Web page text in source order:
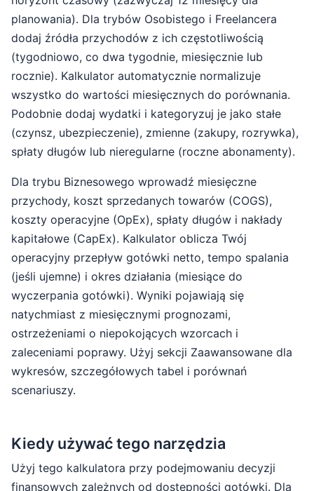
planowania). Dla trybów Osobistego i Freelancera
dodaj źródła przychodów z ich częstotliwością
(tygodniowo, co dwa tygodnie, miesięcznie lub
rocznie). Kalkulator automatycznie normalizuje
wszystko do wartości miesięcznych do porównania.
Podobnie dodaj wydatki i kategoryzuj je jako stałe
(czynsz, ubezpieczenie), zmienne (zakupy, rozrywka),
spłaty długów lub nieregularne (roczne abonamenty).
Dla trybu Biznesowego wprowadź miesięczne
przychody, koszt sprzedanych towarów (COGS),
koszty operacyjne (OpEx), spłaty długów i nakłady
kapitałowe (CapEx). Kalkulator oblicza Twój
operacyjny przepływ gotówki netto, tempo spalania
(jeśli ujemne) i okres działania (miesiące do
wyczerpania gotówki). Wyniki pojawiają się
natychmiast z miesięcznymi prognozami,
ostrzeżeniami o niepokojących wzorcach i
zaleceniami poprawy. Użyj sekcji Zaawansowane dla
wykresów, szczegółowych tabel i porównań
scenariuszy.
Kiedy używać tego narzędzia
Użyj tego kalkulatora przy podejmowaniu decyzji
finansowych zależnych od dostępności gotówki. Dla